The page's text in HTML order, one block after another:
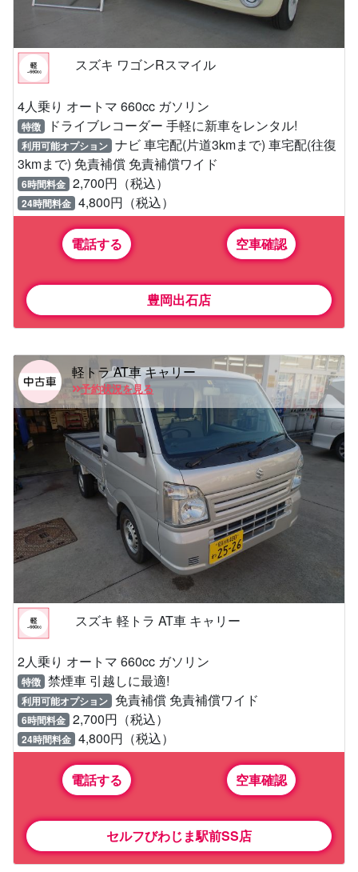
スズキ ワゴンRスマイル
4人乗り オートマ 660cc ガソリン
特徴 ドライブレコーダー 手軽に新車をレンタル!
利用可能オプション ナビ 車宅配(片道3kmまで) 車宅配(往復
3kmまで) 免責補償 免責補償ワイド
6時間料金 2,700円（税込）
24時間料金 4,800円（税込）
電話する 空車確認
豊岡出石店
軽トラ AT車 キャリー
予約状況を見る
スズキ 軽トラ AT車 キャリー
2人乗り オートマ 660cc ガソリン
特徴 禁煙車 引越しに最適!
利用可能オプション 免責補償 免責補償ワイド
6時間料金 2,700円（税込）
24時間料金 4,800円（税込）
電話する 空車確認
セルフびわじま駅前SS店